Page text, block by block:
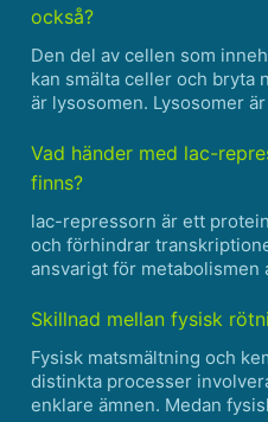
också?
Den del av cellen som
kan smälta celler och bryta
är lysosomen. Lysosomer
en mängd olika enzymer,
Vad händer med lac-
finns?
lac-repressorn är ett
och förhindrar
ansvarigt för metabolismen
konformationsförändring
Skillnad mellan fysisk
Fysisk matsmältning och
distinkta processer
enklare ämnen. Medan